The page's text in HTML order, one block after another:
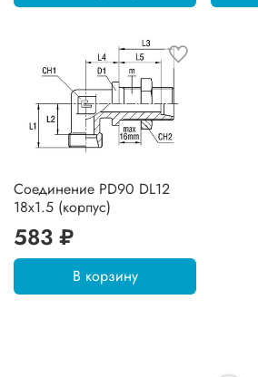
Соединение PD90 DL12
18х1.5 (корпус)
583 ₽
В корзину